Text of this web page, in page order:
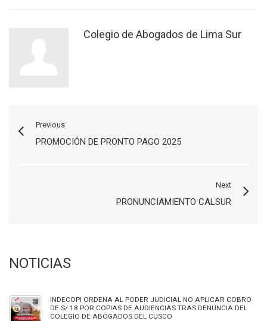
Colegio de Abogados de Lima Sur
Previous
PROMOCIÓN DE PRONTO PAGO 2025
Next
PRONUNCIAMIENTO CALSUR
NOTICIAS
INDECOPI ORDENA AL PODER JUDICIAL NO APLICAR COBRO
DE S/ 18 POR COPIAS DE AUDIENCIAS TRAS DENUNCIA DEL
COLEGIO DE ABOGADOS DEL CUSCO